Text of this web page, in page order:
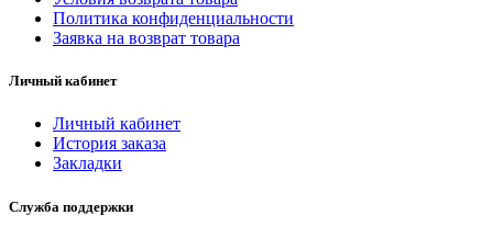
Политика конфиденциальности
Заявка на возврат товара
Личный кабинет
Личный кабинет
История заказа
Закладки
Служба поддержки